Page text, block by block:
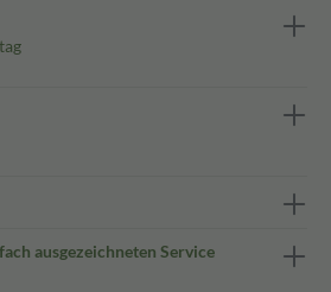
ausgezeichneten Service